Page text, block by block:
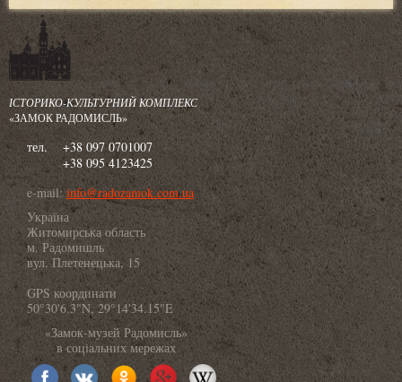
ІСТОРИКО-КУЛЬТУРНИЙ КОМПЛЕКС
«ЗАМОК РАДОМИСЛЬ»
тел.
+38 097 0701007
+38 095 4123425
e-mail:info@radozamok.com.ua
Україна
Житомирська область
м. Радомишль
вул. Плетенецька, 15
GPS координати
50°30'6.3"N, 29°14'34.15"E
«Замок-музей Радомисль»
в соціальних мережах